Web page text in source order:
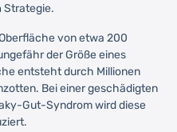
Strategie.
von etwa 200
der Größe eines
entsteht durch Millionen
Bei einer geschädigten
Gut-Syndrom wird diese